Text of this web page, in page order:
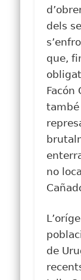
dels
que,
Facón
no
de